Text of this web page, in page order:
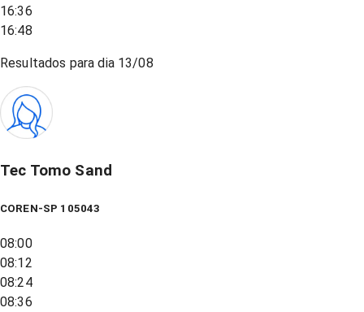
16:36
16:48
Resultados para dia 13/08
Tec Tomo Sand
COREN-SP 105043
08:00
08:12
08:24
08:36